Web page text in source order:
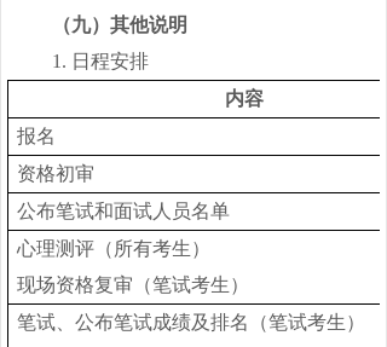
（九）其他说明
1. 日程安排
内容
报名
资格初审
公布笔试和面试人员名单
心理测评（所有考生）
现场资格复审（笔试考生）
笔试、公布笔试成绩及排名（笔试考生）